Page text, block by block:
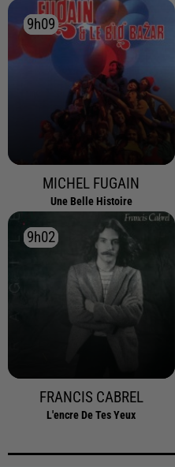
9h09
9h09
MICHEL FUGAIN
Une Belle Histoire
9h02
9h02
FRANCIS CABREL
L'encre De Tes Yeux